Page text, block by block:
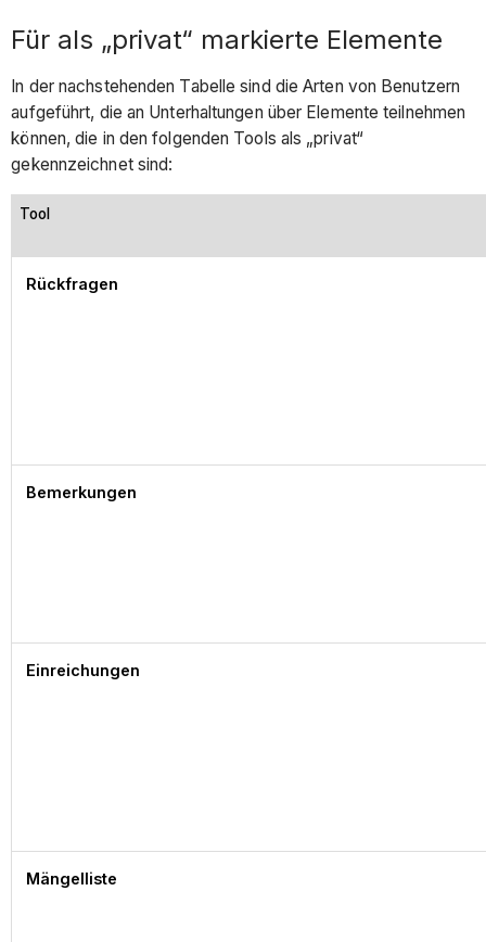
Für als „privat“ markierte Elemente
In der nachstehenden Tabelle sind die Arten von Benutzern
aufgeführt, die an Unterhaltungen über Elemente teilnehmen
können, die in den folgenden Tools als „privat“
gekennzeichnet sind:
Tool
Rückfragen
Bemerkungen
Einreichungen
Mängelliste